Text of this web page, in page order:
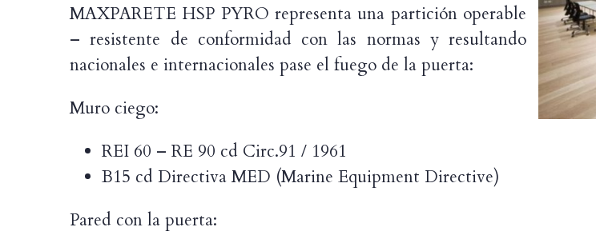
MAXPARETE HSP PYRO representa una partición operable
– resistente de conformidad con las normas y resultando
nacionales e internacionales pase el fuego de la puerta:
Muro ciego:
REI 60 – RE 90 cd Circ.91 / 1961
B15 cd Directiva MED (Marine Equipment Directive)
Pared con la puerta: